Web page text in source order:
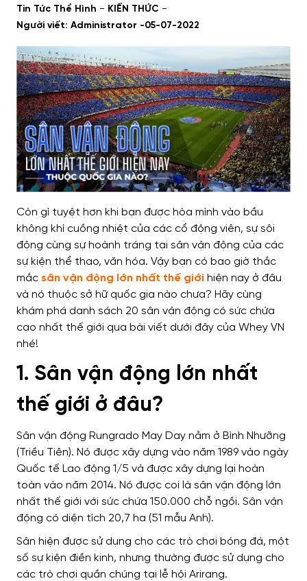
Tin Tức Thể Hình - KIẾN THỨC -
Người viết: Administrator -05-07-2022
Còn gì tuyệt hơn khi bạn được hòa mình vào bầu
không khí cuồng nhiệt của các cổ động viên, sự sôi
động cùng sự hoành tráng tại sân vận động của các
sự kiện thể thao, văn hóa. Vậy bạn có bao giờ thắc
mắc sân vận động lớn nhất thế giới hiện nay ở đâu
và nó thuộc sở hữ quốc gia nào chưa? Hãy cùng
khám phá danh sách 20 sân vận động có sức chứa
cao nhất thế giới qua bài viết dưới đây của Whey VN
nhé!
1. Sân vận động lớn nhất
thế giới ở đâu?
Sân vận động Rungrado May Day nằm ở Bình Nhưỡng
(Triều Tiên). Nó được xây dựng vào năm 1989 vào ngày
Quốc tế Lao động 1/5 và được xây dựng lại hoàn
toàn vào năm 2014. Nó được coi là sân vận động lớn
nhất thế giới với sức chứa 150.000 chỗ ngồi. Sân vận
động có diện tích 20,7 ha (51 mẫu Anh).
Sân hiện được sử dụng cho các trò chơi bóng đá, một
số sự kiện điền kinh, nhưng thường được sử dụng cho
các trò chơi quần chúng tại lễ hội Arirang.